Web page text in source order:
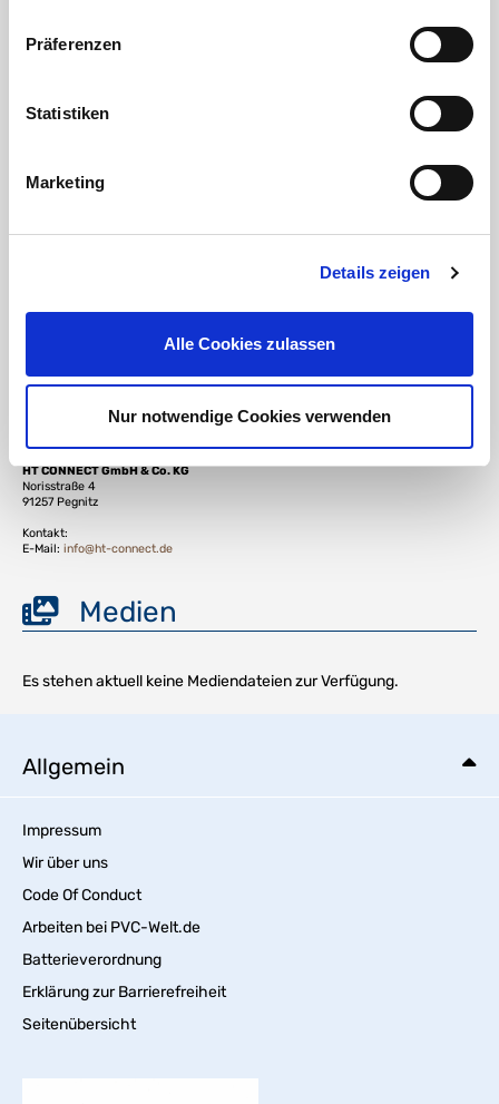
Präferenzen
Statistiken
Marketing
Details zeigen
Alle Cookies zulassen
Nur notwendige Cookies verwenden
Innengewinde incl. EPDM Flachdichtung
Robuste und langlebige Ausführung
Ideal für Bewässerung, Garten und Industrie
Jetzt den hochwertigen Messing Schnellkupplung Y-Verteiler
kaufen und professionelle Wasserverteilung zuverlässig
In der EU ansässiger Wirtschaftsbeteiligter, der sicherstellt, dass das Produkt den
HT CONNECT GmbH & Co. KG
Norisstraße 4
91257 Pegnitz
Kontakt:
E-Mail: info@ht-connect.de
Medien
Es stehen aktuell keine Mediendateien zur Verfügung.
Allgemein
Impressum
Wir über uns
Code Of Conduct
Arbeiten bei PVC-Welt.de
Batterieverordnung
Erklärung zur Barrierefreiheit
Seitenübersicht